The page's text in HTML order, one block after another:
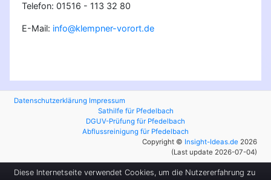
Telefon: 01516 - 113 32 80
E-Mail: info@klempner-vorort.de
Datenschutzerklärung Impressum
Sathilfe für Pfedelbach
DGUV-Prüfung für Pfedelbach
Abflussreinigung für Pfedelbach
Copyright © Insight-Ideas.de 2026
(Last update 2026-07-04)
Diese Internetseite verwendet Cookies, um die Nutzererfahrung zu